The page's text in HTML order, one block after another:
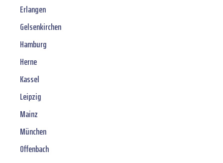
Erlangen
Gelsenkirchen
Hamburg
Herne
Kassel
Leipzig
Mainz
München
Offenbach